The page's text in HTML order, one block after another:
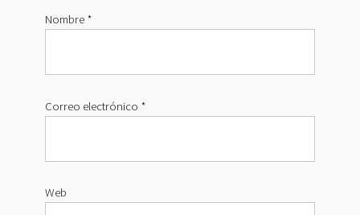
Nombre *
Correo electrónico *
Web